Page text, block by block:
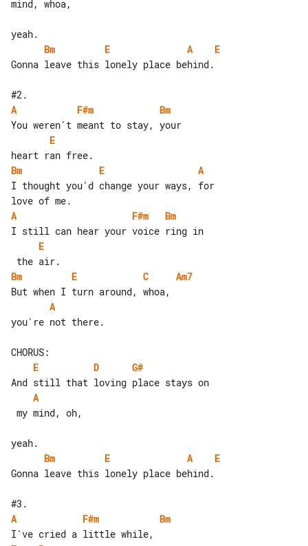
mind, whoa,
Bm
E A
E
Gonna leave this lonely place behind.
A
F#m
Bm
E
Bm
E
A
I thought you'd change your ways, for
A
F#m
Bm
E
Bm
E C
Am7
A
you're not there.
E
D
G#
A
Bm
E A
E
Gonna leave this lonely place behind.
A
F#m
Bm